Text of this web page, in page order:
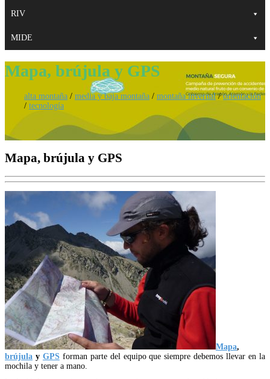
RIV
MIDE
Mapa, brújula y GPS
alta montaña / media y baja montaña / montaña invernal/orientación
/ tecnología
Mapa, brújula y GPS
Mapa,
brújula y GPSforman parte del equipo que siempre debemos llevar en la
mochila y tener a mano.